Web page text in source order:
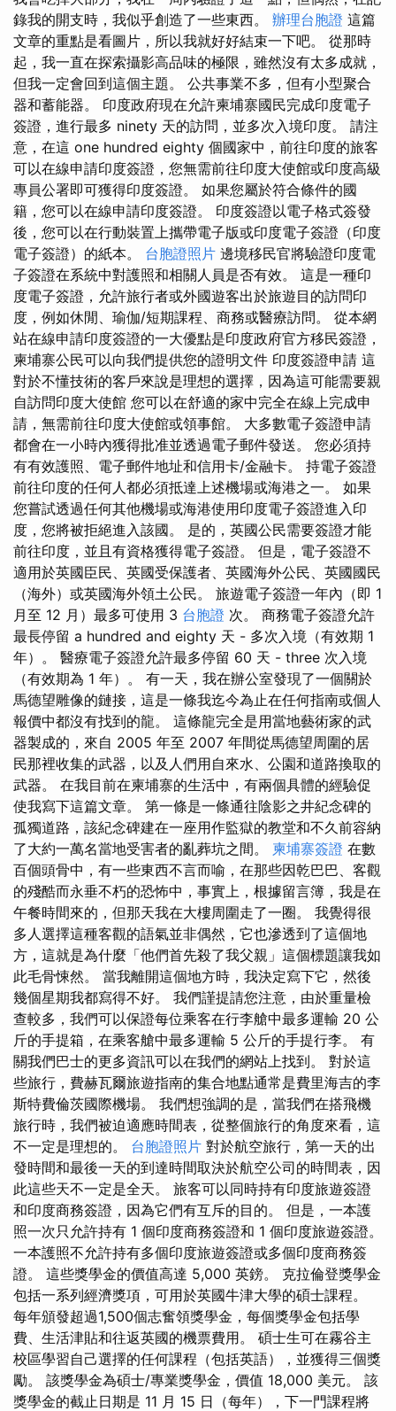
錄我的開支時，我似乎創造了一些東西。 辦理台胞證 這篇
文章的重點是看圖片，所以我就好好結束一下吧。 從那時
起，我一直在探索攝影高品味的極限，雖然沒有太多成就，
但我一定會回到這個主題。 公共事業不多，但有小型聚合
器和蓄能器。 印度政府現在允許柬埔寨國民完成印度電子
簽證，進行最多 ninety 天的訪問，並多次入境印度。 請注
意，在這 one hundred eighty 個國家中，前往印度的旅客
可以在線申請印度簽證，您無需前往印度大使館或印度高級
專員公署即可獲得印度簽證。 如果您屬於符合條件的國
籍，您可以在線申請印度簽證。 印度簽證以電子格式簽發
後，您可以在行動裝置上攜帶電子版或印度電子簽證（印度
電子簽證）的紙本。 台胞證照片 邊境移民官將驗證印度電
子簽證在系統中對護照和相關人員是否有效。 這是一種印
度電子簽證，允許旅行者或外國遊客出於旅遊目的訪問印
度，例如休閒、瑜伽/短期課程、商務或醫療訪問。 從本網
站在線申請印度簽證的一大優點是印度政府官方移民簽證，
柬埔寨公民可以向我們提供您的證明文件 印度簽證申請 這
對於不懂技術的客戶來說是理想的選擇，因為這可能需要親
自訪問印度大使館 您可以在舒適的家中完全在線上完成申
請，無需前往印度大使館或領事館。 大多數電子簽證申請
都會在一小時內獲得批准並透過電子郵件發送。 您必須持
有有效護照、電子郵件地址和信用卡/金融卡。 持電子簽證
前往印度的任何人都必須抵達上述機場或海港之一。 如果
您嘗試透過任何其他機場或海港使用印度電子簽證進入印
度，您將被拒絕進入該國。 是的，英國公民需要簽證才能
前往印度，並且有資格獲得電子簽證。 但是，電子簽證不
適用於英國臣民、英國受保護者、英國海外公民、英國國民
（海外）或英國海外領土公民。 旅遊電子簽證一年內（即 1
月至 12 月）最多可使用 3 台胞證 次。 商務電子簽證允許
最長停留 a hundred and eighty 天 - 多次入境（有效期 1
年）。 醫療電子簽證允許最多停留 60 天 - three 次入境
（有效期為 1 年）。 有一天，我在辦公室發現了一個關於
馬德望雕像的鏈接，這是一條我迄今為止在任何指南或個人
報價中都沒有找到的龍。 這條龍完全是用當地藝術家的武
器製成的，來自 2005 年至 2007 年間從馬德望周圍的居
民那裡收集的武器，以及人們用自來水、公園和道路換取的
武器。 在我目前在柬埔寨的生活中，有兩個具體的經驗促
使我寫下這篇文章。 第一條是一條通往陰影之井紀念碑的
孤獨道路，該紀念碑建在一座用作監獄的教堂和不久前容納
了大約一萬名當地受害者的亂葬坑之間。 柬埔寨簽證 在數
百個頭骨中，有一些東西不言而喻，在那些因乾巴巴、客觀
的殘酷而永垂不朽的恐怖中，事實上，根據留言簿，我是在
午餐時間來的，但那天我在大樓周圍走了一圈。 我覺得很
多人選擇這種客觀的語氣並非偶然，它也滲透到了這個地
方，這就是為什麼「他們首先殺了我父親」這個標題讓我如
此毛骨悚然。 當我離開這個地方時，我決定寫下它，然後
幾個星期我都寫得不好。 我們謹提請您注意，由於重量檢
查較多，我們可以保證每位乘客在行李艙中最多運輸 20 公
斤的手提箱，在乘客艙中最多運輸 5 公斤的手提行李。 有
關我們巴士的更多資訊可以在我們的網站上找到。 對於這
些旅行，費赫瓦爾旅遊指南的集合地點通常是費里海吉的李
斯特費倫茨國際機場。 我們想強調的是，當我們在搭飛機
旅行時，我們被迫適應時間表，從整個旅行的角度來看，這
不一定是理想的。 台胞證照片 對於航空旅行，第一天的出
發時間和最後一天的到達時間取決於航空公司的時間表，因
此這些天不一定是全天。 旅客可以同時持有印度旅遊簽證
和印度商務簽證，因為它們有互斥的目的。 但是，一本護
照一次只允許持有 1 個印度商務簽證和 1 個印度旅遊簽證。
一本護照不允許持有多個印度旅遊簽證或多個印度商務簽
證。 這些獎學金的價值高達 5,000 英鎊。 克拉倫登獎學金
包括一系列經濟獎項，可用於英國牛津大學的碩士課程。
每年頒發超過1,500個志奮領獎學金，每個獎學金包括學
費、生活津貼和往返英國的機票費用。 碩士生可在霧谷主
校區學習自己選擇的任何課程（包括英語），並獲得三個獎
勵。 該獎學金為碩士/專業獎學金，價值 18,000 美元。 該
獎學金的截止日期是 11 月 15 日（每年），下一門課程將